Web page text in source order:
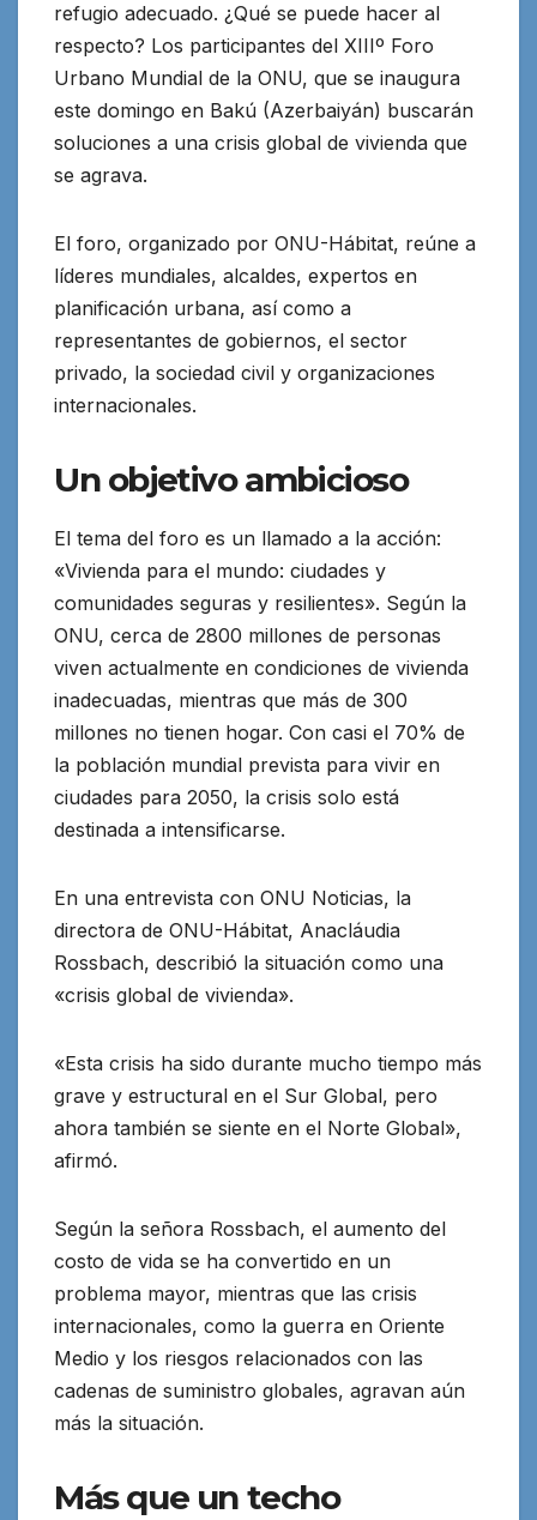
refugio adecuado. ¿Qué se puede hacer al
respecto? Los participantes del XIIIº Foro
Urbano Mundial de la ONU, que se inaugura
este domingo en Bakú (Azerbaiyán) buscarán
soluciones a una crisis global de vivienda que
se agrava.
El foro, organizado por ONU-Hábitat, reúne a
líderes mundiales, alcaldes, expertos en
planificación urbana, así como a
representantes de gobiernos, el sector
privado, la sociedad civil y organizaciones
internacionales.
Un objetivo ambicioso
El tema del foro es un llamado a la acción:
«Vivienda para el mundo: ciudades y
comunidades seguras y resilientes». Según la
ONU, cerca de 2800 millones de personas
viven actualmente en condiciones de vivienda
inadecuadas, mientras que más de 300
millones no tienen hogar. Con casi el 70% de
la población mundial prevista para vivir en
ciudades para 2050, la crisis solo está
destinada a intensificarse.
En una entrevista con ONU Noticias, la
directora de ONU-Hábitat, Anacláudia
Rossbach, describió la situación como una
«crisis global de vivienda».
«Esta crisis ha sido durante mucho tiempo más
grave y estructural en el Sur Global, pero
ahora también se siente en el Norte Global»,
afirmó.
Según la señora Rossbach, el aumento del
costo de vida se ha convertido en un
problema mayor, mientras que las crisis
internacionales, como la guerra en Oriente
Medio y los riesgos relacionados con las
cadenas de suministro globales, agravan aún
más la situación.
Más que un techo